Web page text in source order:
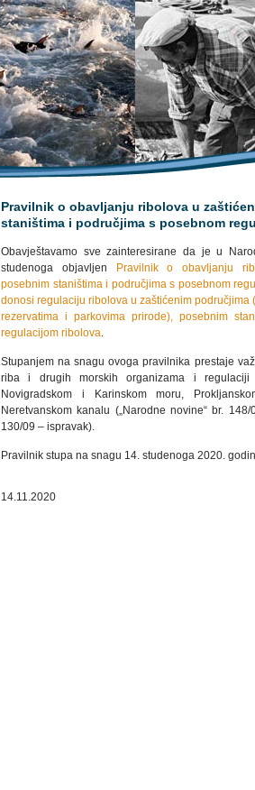
Pravilnik o obavljanju ribolova u
staništima i područjima s posebnom
Obavještavamo sve zainteresirane da je u
studenoga objavljen
Pravilnik o obavljanju
posebnim staništima i područjima s posebnom
donosi regulaciju ribolova u zaštićenim
rezervatima i parkovima prirode), posebnim
regulacijom ribolova.
Stupanjem na snagu ovoga pravilnika prestaje
riba i drugih morskih organizama i regulaciji
Novigradskom i Karinskom moru,
Neretvanskom kanalu („Narodne novine“ br.
130/09 – ispravak).
Pravilnik stupa na snagu 14. studenoga 2020.
14.11.2020